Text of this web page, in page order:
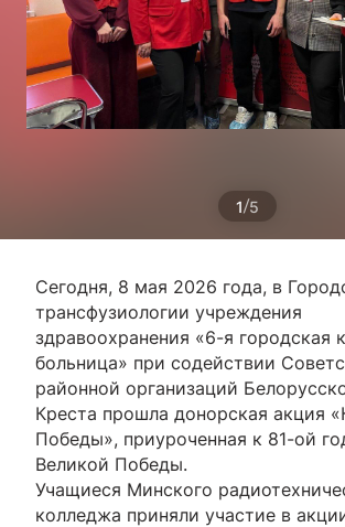
1/5
Сегодня, 8 мая 2026 года, в
трансфузиологии учреждения
здравоохранения «6-я городская
больница» при содействии
районной организаций
Креста прошла донорская акция
Победы», приуроченная к 81-ой
Великой Победы.
Учащиеся Минского
колледжа приняли участие в